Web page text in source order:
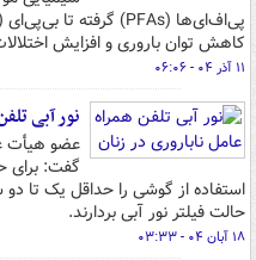
کاهش توان باروری و افزایش
۱۱ آذر ۰۴ - ۰۶:۰۶
نور آبی
عضو هیأت
گفت: برای
استفاده از گوشی را حداقل یک تا
حالت فیلتر نور آبی بردارند.
۱۸ آبان ۰۴ - ۰۳:۳۳